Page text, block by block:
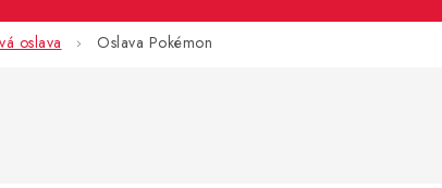
oslava Oslava Pokémon